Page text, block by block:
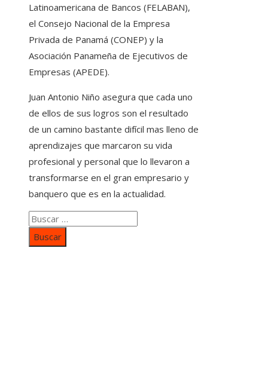
Latinoamericana de Bancos (FELABAN),
el Consejo Nacional de la Empresa
Privada de Panamá (CONEP) y la
Asociación Panameña de Ejecutivos de
Empresas (APEDE).
Juan Antonio Niño asegura que cada uno
de ellos de sus logros son el resultado
de un camino bastante difícil mas lleno de
aprendizajes que marcaron su vida
profesional y personal que lo llevaron a
transformarse en el gran empresario y
banquero que es en la actualidad.
Buscar: